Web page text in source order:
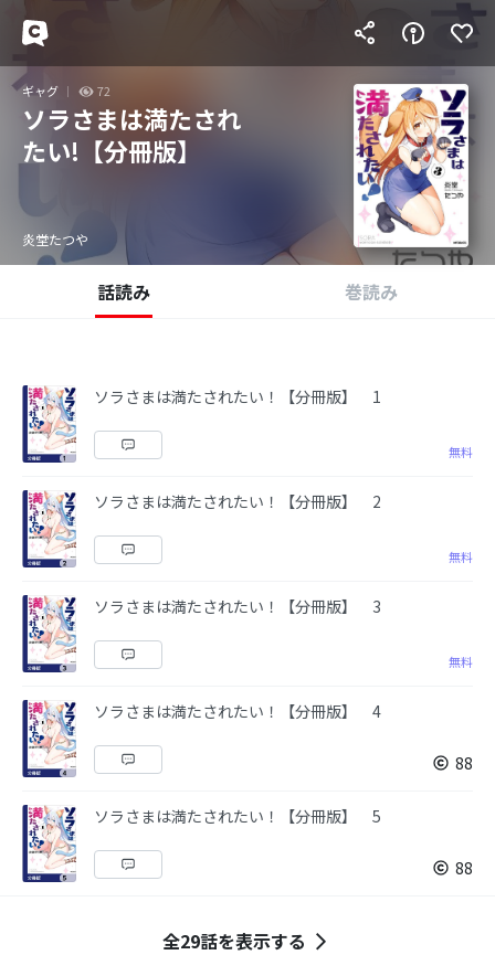
ギャグ 72
ソラさまは満たされ
たい!【分冊版】
炎堂たつや
話読み 巻読み
ソラさまは満たされたい！【分冊版】 1
無料
ソラさまは満たされたい！【分冊版】 2
無料
ソラさまは満たされたい！【分冊版】 3
無料
ソラさまは満たされたい！【分冊版】 4
88
ソラさまは満たされたい！【分冊版】 5
88
全29話を表示する